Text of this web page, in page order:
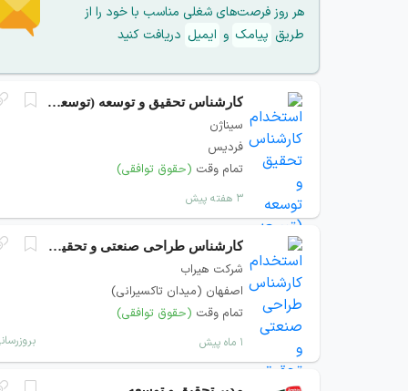
هر روز فرصت‌های شغلی مناسب با خود را از
طریق پیامک و ایمیل دریافت کنید
کارشناس تحقیق و توسعه (توسعه فرمولاسیون)
سیناژن
فردیس
تمام وقت (حقوق توافقی)
۳ هفته پیش
کارشناس طراحی صنعتی و تحقیق و توسعه
شرکت هیراب
اصفهان (میدان تاکسیرانی)
تمام وقت (حقوق توافقی)
۱ ماه پیش